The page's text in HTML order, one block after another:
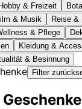
& Freizeit
& Musik Reise &
& Pflege
Kleidung &
& Besinnung
Filter